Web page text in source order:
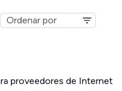
proveedores de Internet